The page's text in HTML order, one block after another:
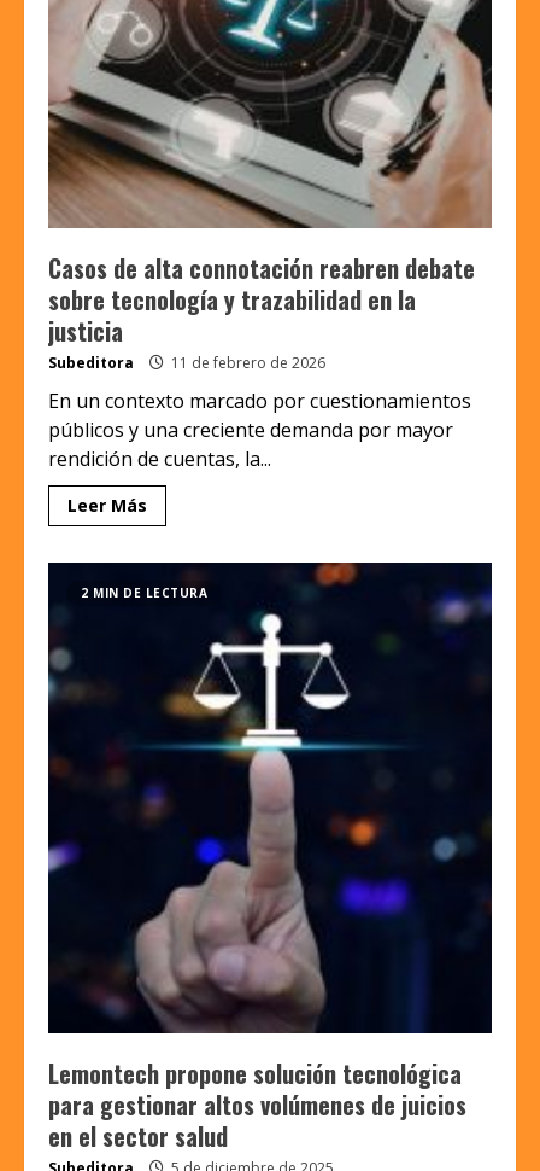
Casos de alta connotación reabren debate
sobre tecnología y trazabilidad en la
justicia
Subeditora 11 de febrero de 2026
En un contexto marcado por cuestionamientos
públicos y una creciente demanda por mayor
rendición de cuentas, la...
Leer Más
2 MIN DE LECTURA
Lemontech propone solución tecnológica
para gestionar altos volúmenes de juicios
en el sector salud